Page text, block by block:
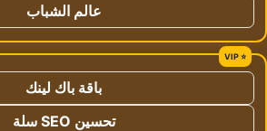
عالم الشباب
باقة باك لينك
تحسين SEO سلة